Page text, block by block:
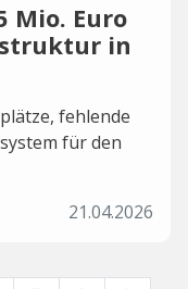
Mio. Euro
in
fehlende
für den
21.04.2026